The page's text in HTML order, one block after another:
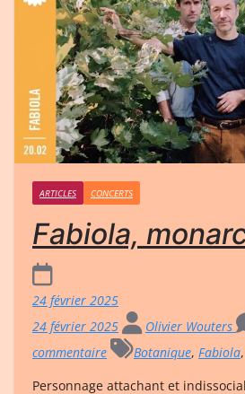
ARTICLES CONCERTS
Fabiola,
24 février 2025
24 février 2025
Olivier Wouters
commentaire
Botanique, Fabiola,
Personnage attachant et